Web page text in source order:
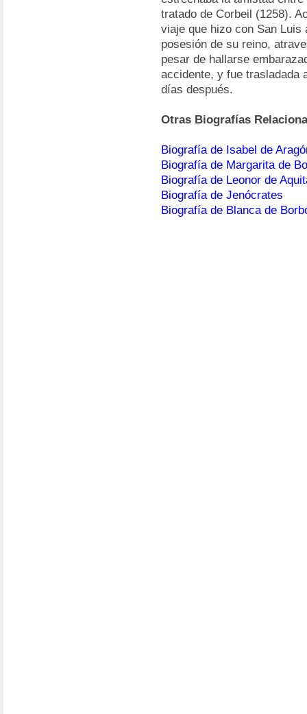
tratado de Corbeil (1258).
viaje que hizo con San
posesión de su reino,
pesar de hallarse
accidente, y fue trasladada
días después.
Otras Biografías
Biografía de Isabel de
Biografía de Margarita de
Biografía de Leonor de
Biografía de Jenócrates
Biografía de Blanca de